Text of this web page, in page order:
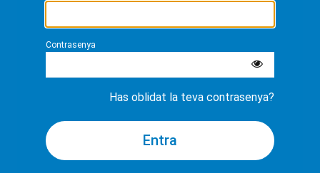
Contrasenya
Has oblidat la teva contrasenya?